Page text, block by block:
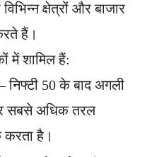
क्षेत्रों और बाजार
हैं।
में शामिल हैं:
निफ्टी 50 के बाद अगली
सबसे अधिक तरल
करता है।